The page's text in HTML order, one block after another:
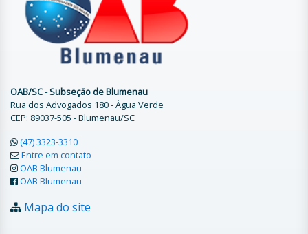
OAB/SC - Subseção de Blumenau
Rua dos Advogados 180 - Água Verde
CEP: 89037-505 - Blumenau/SC
(47) 3323-3310
Entre em contato
OAB Blumenau
OAB Blumenau
Mapa do site